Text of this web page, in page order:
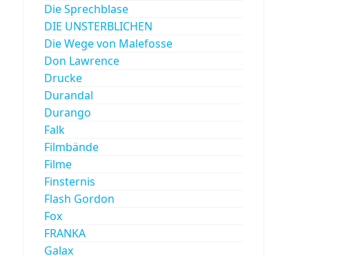
Die Sprechblase
DIE UNSTERBLICHEN
Die Wege von Malefosse
Don Lawrence
Drucke
Durandal
Durango
Falk
Filmbände
Filme
Finsternis
Flash Gordon
Fox
FRANKA
Galax